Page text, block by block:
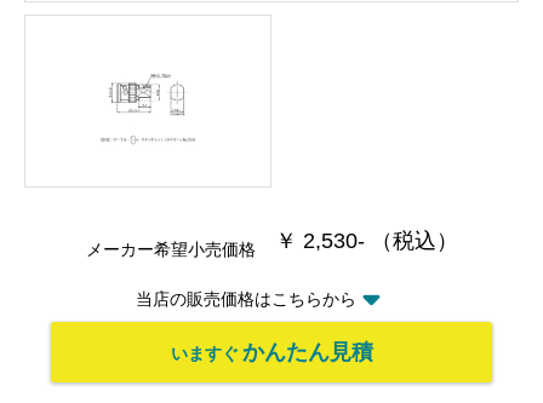
メーカー希望小売価格 ￥ 2,530- （税込）
当店の販売価格はこちらから
いますぐ かんたん見積